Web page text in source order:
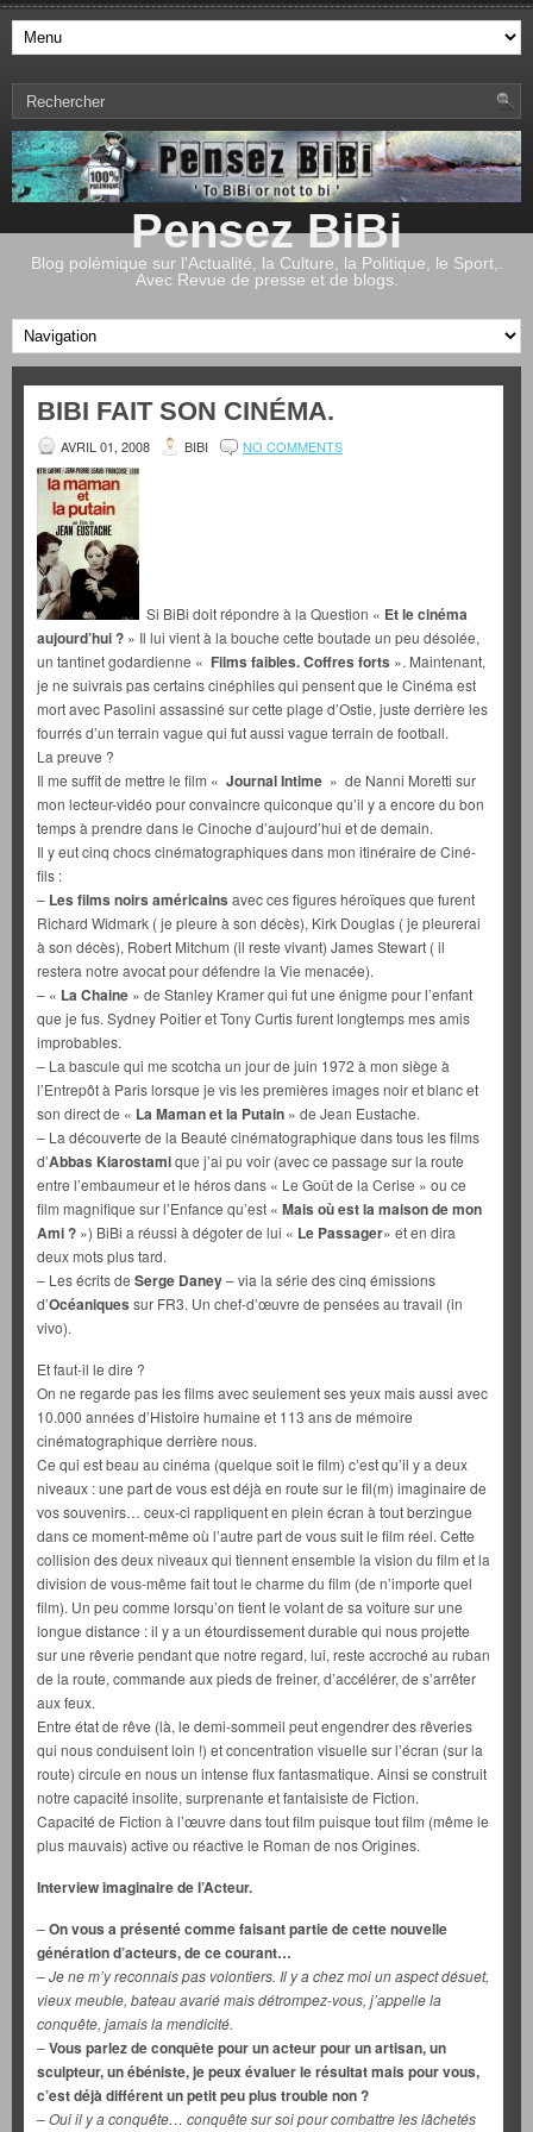
Pensez BiBi
Blog polémique sur l'Actualité, la Culture, la Politique, le Sport,.
Avec Revue de presse et de blogs.
BIBI FAIT SON CINÉMA.
AVRIL 01, 2008 BIBI NO COMMENTS
Si BiBi doit répondre à la Question « Et le cinéma
aujourd’hui ? » Il lui vient à la bouche cette boutade un peu désolée,
un tantinet godardienne « Films faibles. Coffres forts ». Maintenant,
je ne suivrais pas certains cinéphiles qui pensent que le Cinéma est
mort avec Pasolini assassiné sur cette plage d’Ostie, juste derrière les
fourrés d’un terrain vague qui fut aussi vague terrain de football.
La preuve ?
Il me suffit de mettre le film « Journal Intime » de Nanni Moretti sur
mon lecteur-vidéo pour convaincre quiconque qu’il y a encore du bon
temps à prendre dans le Cinoche d’aujourd’hui et de demain.
Il y eut cinq chocs cinématographiques dans mon itinéraire de Ciné-
fils :
– Les films noirs américains avec ces figures héroïques que furent
Richard Widmark ( je pleure à son décès), Kirk Douglas ( je pleurerai
à son décès), Robert Mitchum (il reste vivant) James Stewart ( il
restera notre avocat pour défendre la Vie menacée).
– « La Chaine » de Stanley Kramer qui fut une énigme pour l’enfant
que je fus. Sydney Poitier et Tony Curtis furent longtemps mes amis
improbables.
– La bascule qui me scotcha un jour de juin 1972 à mon siège à
l’Entrepôt à Paris lorsque je vis les premières images noir et blanc et
son direct de « La Maman et la Putain » de Jean Eustache.
– La découverte de la Beauté cinématographique dans tous les films
d’Abbas Kiarostamique j’ai pu voir (avec ce passage sur la route
entre l’embaumeur et le héros dans « Le Goût de la Cerise » ou ce
film magnifique sur l’Enfance qu’est « Mais où est la maison de mon
Ami ? ») BiBi a réussi à dégoter de lui « Le Passager» et en dira
deux mots plus tard.
– Les écrits de Serge Daney– via la série des cinq émissions
d’Océaniques sur FR3. Un chef-d’œuvre de pensées au travail (in
vivo).
Et faut-il le dire ?
On ne regarde pas les films avec seulement ses yeux mais aussi avec
10.000 années d’Histoire humaine et 113 ans de mémoire
cinématographique derrière nous.
Ce qui est beau au cinéma (quelque soit le film) c’est qu’il y a deux
niveaux : une part de vous est déjà en route sur le fil(m) imaginaire de
vos souvenirs… ceux-ci rappliquent en plein écran à tout berzingue
dans ce moment-même où l’autre part de vous suit le film réel. Cette
collision des deux niveaux qui tiennent ensemble la vision du film et la
division de vous-même fait tout le charme du film (de n’importe quel
film). Un peu comme lorsqu’on tient le volant de sa voiture sur une
longue distance : il y a un étourdissement durable qui nous projette
sur une rêverie pendant que notre regard, lui, reste accroché au ruban
de la route, commande aux pieds de freiner, d’accélérer, de s’arrêter
aux feux.
Entre état de rêve (là, le demi-sommeil peut engendrer des rêveries
qui nous conduisent loin !) et concentration visuelle sur l’écran (sur la
route) circule en nous un intense flux fantasmatique. Ainsi se construit
notre capacité insolite, surprenante et fantaisiste de Fiction.
Capacité de Fiction à l’œuvre dans tout film puisque tout film (même le
plus mauvais) active ou réactive le Roman de nos Origines.
Interview imaginaire de l’Acteur.
–On vous a présenté comme faisant partie de cette nouvelle
génération d’acteurs, de ce courant…
–Je ne m’y reconnais pas volontiers. Il y a chez moi un aspect désuet,
vieux meuble, bateau avarié mais détrompez-vous, j’appelle la
conquête, jamais la mendicité.
–Vous parlez de conquête pour un acteur pour un artisan, un
sculpteur, un ébéniste, je peux évaluer le résultat mais pour vous,
c’est déjà différent un petit peu plus trouble non ?
–Oui il y a conquête… conquête sur soi pour combattre les lâchetés